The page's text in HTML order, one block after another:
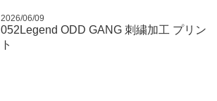
2026/06/09
052Legend ODD GANG 刺繍加工 プリン
ト